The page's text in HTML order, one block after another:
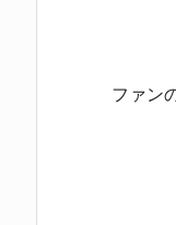
ファン